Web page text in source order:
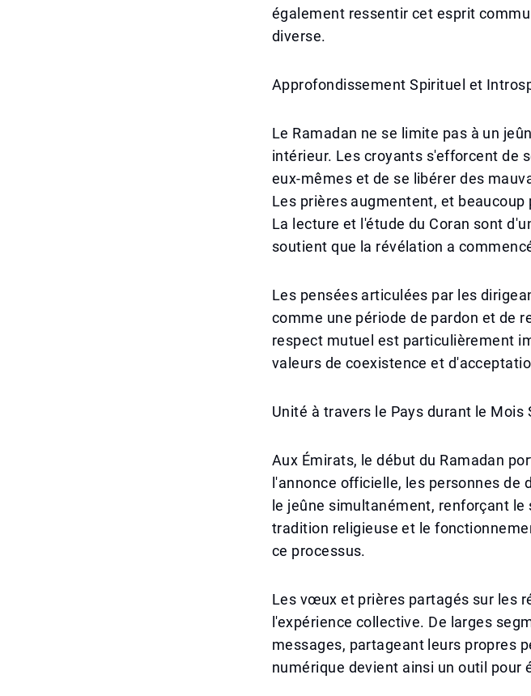
également ressentir cet esprit
diverse.
Approfondissement Spirituel et
Le Ramadan ne se limite pas à un
intérieur. Les croyants s'efforcent de
eux-mêmes et de se libérer des
Les prières augmentent, et
La lecture et l'étude du Coran sont
soutient que la révélation a
Les pensées articulées par les
comme une période de pardon et de
respect mutuel est particulièrement
valeurs de coexistence et
Unité à travers le Pays durant le Mois
Aux Émirats, le début du Ramadan
l'annonce officielle, les personnes
le jeûne simultanément, renforçant
tradition religieuse et le
ce processus.
Les vœux et prières partagés sur les
l'expérience collective. De larges
messages, partageant leurs propres
numérique devient ainsi un outil pour